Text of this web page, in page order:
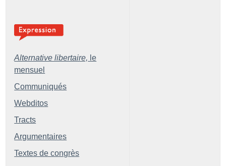
Alternative libertaire, le
mensuel
Communiqués
Webditos
Tracts
Argumentaires
Textes de congrès